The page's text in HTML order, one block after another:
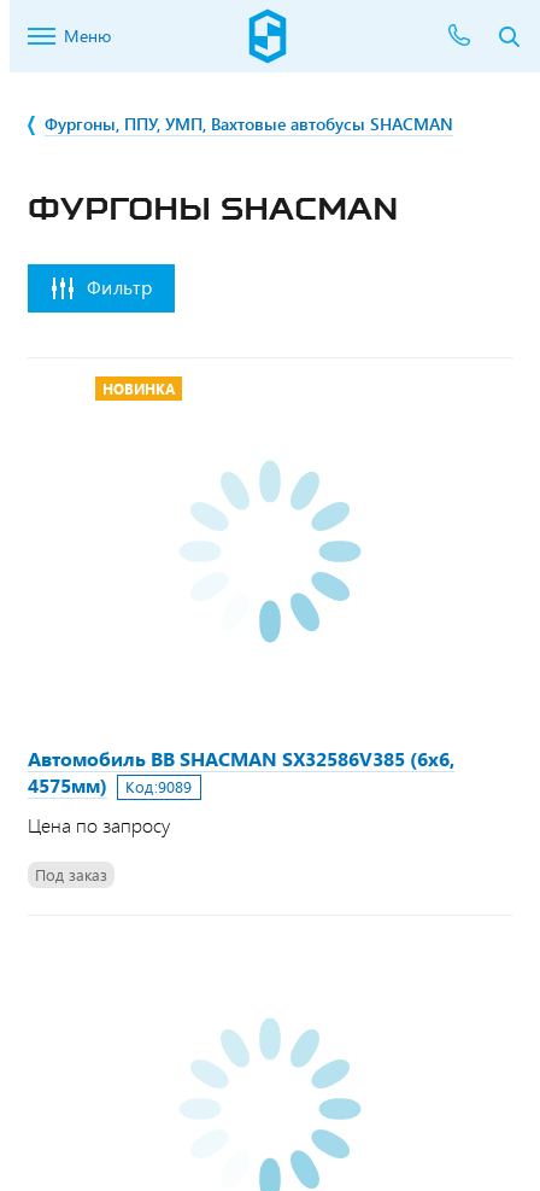
Меню
Фургоны, ППУ, УМП, Вахтовые автобусы SHACMAN
ФУРГОНЫ SHACMAN
Фильтр
НОВИНКА
Автомобиль ВВ SHACMAN SX32586V385 (6х6,
4575мм)
Код:9089
Цена по запросу
Под заказ